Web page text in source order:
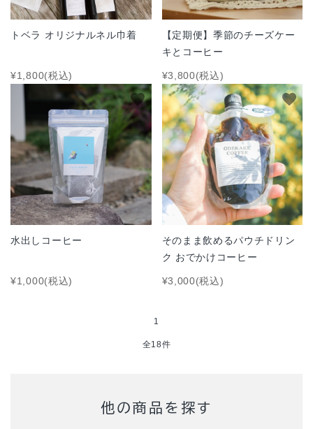
トベラ オリジナルネル巾着
¥1,800(税込)
【定期便】季節のチーズケー
キとコーヒー
¥3,800(税込)
水出しコーヒー
¥1,000(税込)
favorite
そのまま飲めるパウチドリン
ク おでかけコーヒー
¥3,000(税込)
favorite
1
全18件
他の商品を探す